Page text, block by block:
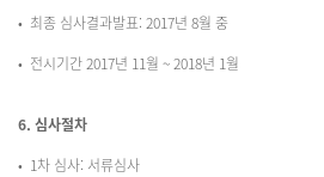
• 최종 심사결과발표: 2017년 8월 중
• 전시기간 2017년 11월 ~ 2018년 1월
6. 심사절차
• 1차 심사: 서류심사